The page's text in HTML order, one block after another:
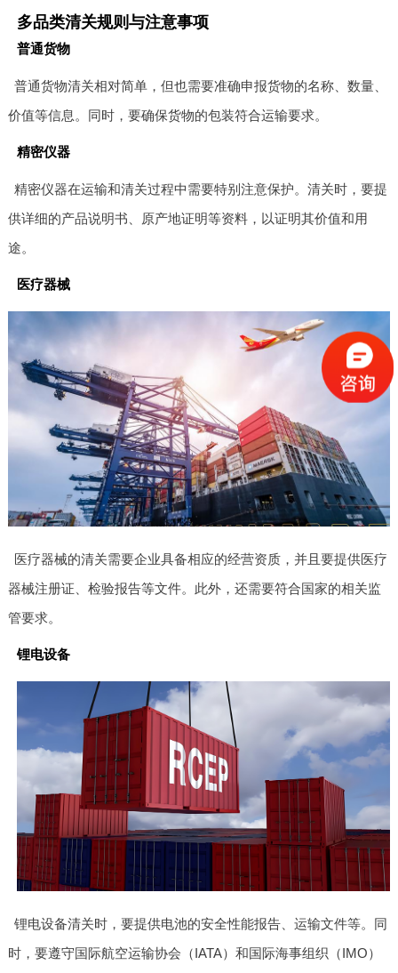
多品类清关规则与注意事项
普通货物
普通货物清关相对简单，但也需要准确申报货物的名称、数量、
价值等信息。同时，要确保货物的包装符合运输要求。
精密仪器
精密仪器在运输和清关过程中需要特别注意保护。清关时，要提
供详细的产品说明书、原产地证明等资料，以证明其价值和用
途。
医疗器械
医疗器械的清关需要企业具备相应的经营资质，并且要提供医疗
器械注册证、检验报告等文件。此外，还需要符合国家的相关监
管要求。
锂电设备
锂电设备清关时，要提供电池的安全性能报告、运输文件等。同
时，要遵守国际航空运输协会（IATA）和国际海事组织（IMO）